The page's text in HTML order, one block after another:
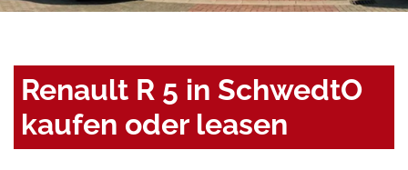
Renault R 5 in SchwedtO
kaufen oder leasen